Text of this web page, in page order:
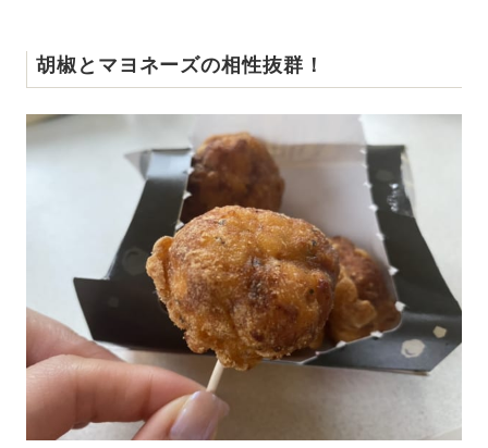
胡椒とマヨネーズの相性抜群！